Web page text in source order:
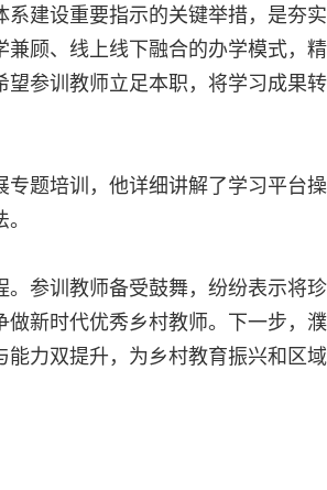
建设重要指示的关键举措，是夯实
顾、线上线下融合的办学模式，精
参训教师立足本职，将学习成果转
题培训，他详细讲解了学习平台操
参训教师备受鼓舞，纷纷表示将珍
新时代优秀乡村教师。下一步，濮
力双提升，为乡村教育振兴和区域